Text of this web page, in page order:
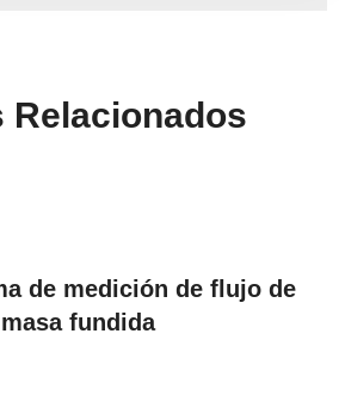
Relacionados
de medición de flujo de
masa fundida